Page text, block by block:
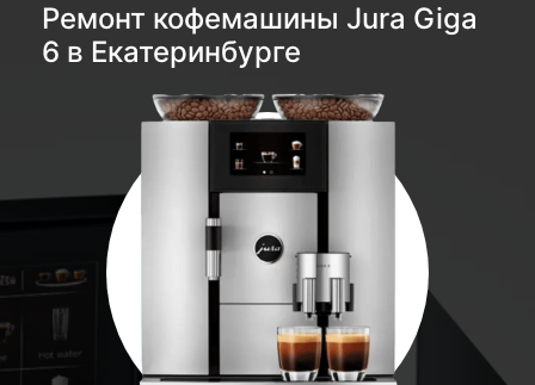
Ремонт кофемашины Jura Giga
6 в Екатеринбурге